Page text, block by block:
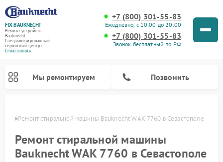
FIX-BAUKNECHT
Ремонт устройств
Bauknecht
Специализированный
cервисный центр г.
Севастополь
+7 (800) 301-55-83
Ежедневно, с 10:00 до 20:00
+7 (800) 301-55-83
Звонок бесплатный по РФ
Мы ремонтируем Позвонить
Ремонт стиральной машины Bauknecht WAK 7760 в Севастополе
Ремонт стиральной машины
Bauknecht WAK 7760 в Севастополе